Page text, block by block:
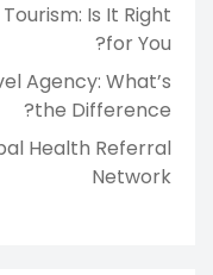
Is It Right
for You?
Agency: What’s
the Difference?
Health Referral
Network